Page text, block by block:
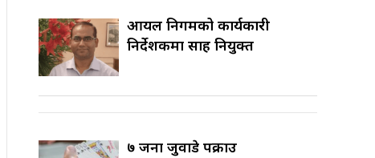
आयल निगमको कार्यकारी
निर्देशकमा साह नियुक्त
७ जना जुवाडे पक्राउ